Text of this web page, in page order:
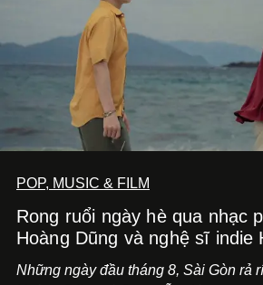
POP, MUSIC & FILM
Rong ruổi ngày hè qua nhạc
Hoàng Dũng và nghệ sĩ indie
Những ngày đầu tháng 8, Sài Gòn rả